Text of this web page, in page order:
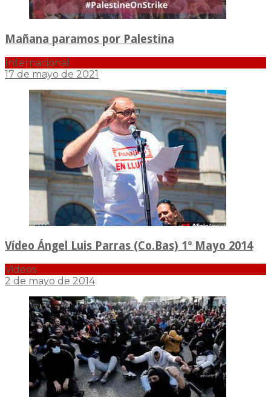
Mañana paramos por Palestina
Internacional
17 de mayo de 2021
Vídeo Ángel Luis Parras (Co.Bas) 1º Mayo 2014
Videos
2 de mayo de 2014